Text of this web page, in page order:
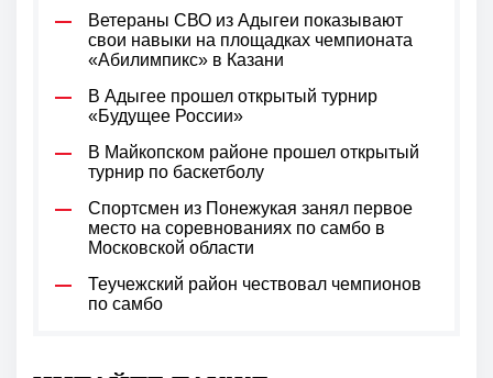
Ветераны СВО из Адыгеи показывают
свои навыки на площадках чемпионата
«Абилимпикс» в Казани
В Адыгее прошел открытый турнир
«Будущее России»
В Майкопском районе прошел открытый
турнир по баскетболу
Спортсмен из Понежукая занял первое
место на соревнованиях по самбо в
Московской области
Теучежский район чествовал чемпионов
по самбо